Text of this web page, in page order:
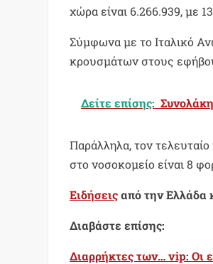
χώρα είναι 6.266.939, με
Σύμφωνα με το Ιταλικό
κρουσμάτων στους
Δείτε επίσης:
Παράλληλα, τον
στο νοσοκομείο είναι 8
Ειδήσειςαπό την Ελλάδα
Διαβάστε επίσης:
Διαρρήκτες των… vip: Οι